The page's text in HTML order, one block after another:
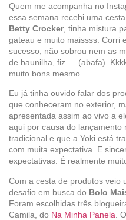
Quem me acompanha no
essa semana recebi uma
Betty Crocker, tinha mistura
gateau e muito maissss. Corri
sucesso, não sobrou nem as
de baunilha, fiz … (abafa).
muito bons mesmo.
Eu já tinha ouvido falar dos
que conheceram no exterior,
apresentada assim ao vivo a
aqui por causa do lançamento
tradicional e que a Yoki está
com muita expectativa. E
expectativas. É realmente
Com a cesta de produtos veio
desafio em busca do Bolo
Foram escolhidas três
Camila, do Na Minha Panela .